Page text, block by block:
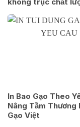
không trục chất
In Bao Gạo Theo
Nâng Tầm Thương
Gạo Việt